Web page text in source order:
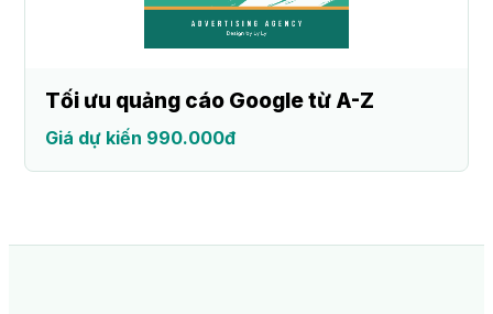
Tối ưu quảng cáo Google từ A-Z
Giá dự kiến 990.000đ